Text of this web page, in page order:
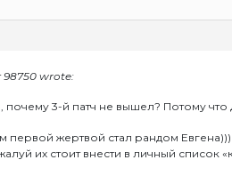
98750 wrote:
почему 3-й патч не вышел? Потому
первой жертвой стал рандом Евгена)))
их стоит внести в личный список